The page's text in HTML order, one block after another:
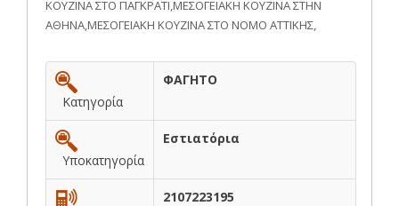
ΚΟΥΖΙΝΑ ΣΤΟ ΠΑΓΚΡΑΤΙ,ΜΕΣΟΓΕΙΑΚΗ ΚΟΥΖΙΝΑ ΣΤΗΝ
ΑΘΗΝΑ,ΜΕΣΟΓΕΙΑΚΗ ΚΟΥΖΙΝΑ ΣΤΟ ΝΟΜΟ ΑΤΤΙΚΗΣ,
Κατηγορία
ΦΑΓΗΤΟ
Υποκατηγορία
Εστιατόρια
2107223195